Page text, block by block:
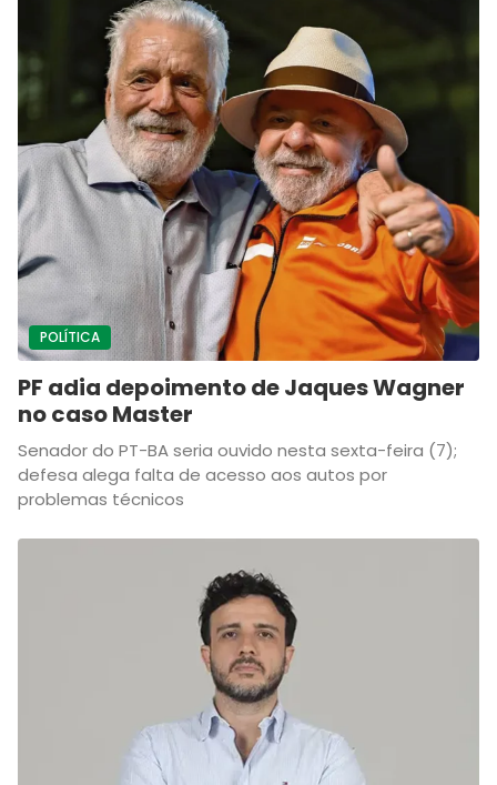
POLÍTICA
PF adia depoimento de Jaques Wagner
no caso Master
Senador do PT-BA seria ouvido nesta sexta-feira (7);
defesa alega falta de acesso aos autos por
problemas técnicos